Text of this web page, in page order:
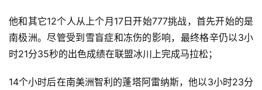
他和其它12个人从上个月17日开始777挑战，首先开始的是
南极洲。尽管受到雪盲症和冻伤的影响，最终格辛仍以3小
时21分35秒的出色成绩在联盟冰川上完成马拉松；
14个小时后在南美洲智利的蓬塔阿雷纳斯，他以3小时23分